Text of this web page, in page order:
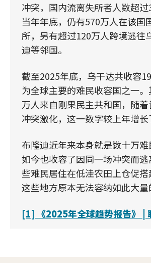
冲突，国内流离失所者人数超
当年年底，仍有570万人在该国
所，另有超过120万人跨境逃往
迪等邻国。
截至2025年底，乌干达共收容
为全球主要的难民收容国之一
万人来自刚果民主共和国，随
冲突激化，这一数字较上年增长
布隆迪近年来本身就是数十万难
如今也收容了因同一场冲突而
些难民居住在低洼农田上仓促搭
这些地方原本无法容纳如此大量
[1] 《2025年全球趋势报告》 |